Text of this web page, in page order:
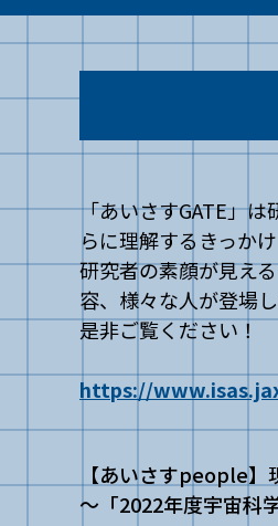
「あいさすGATE」
らに理解するきっか
研究者の素顔が見え
容、様々な人が登場
是非ご覧ください！
https://
【あいさすpeople】
～「2022年度宇宙科